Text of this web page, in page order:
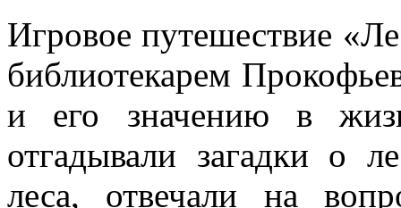
Игровое путешествие
библиотекарем
и его значению в
отгадывали загадки о
леса, отвечали на